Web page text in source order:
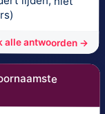
alle antwoorden →